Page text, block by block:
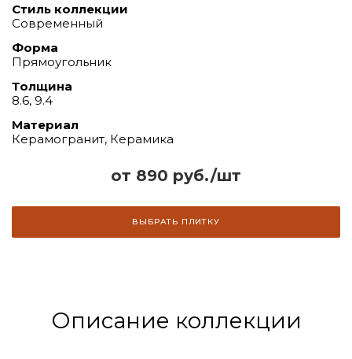
от 890 руб./шт
ВЫБРАТЬ ПЛИТКУ
Стиль коллекции
Современный
Форма
Прямоугольник
Толщина
8.6, 9.4
Материал
Керамогранит, Керамика
Описание коллекции